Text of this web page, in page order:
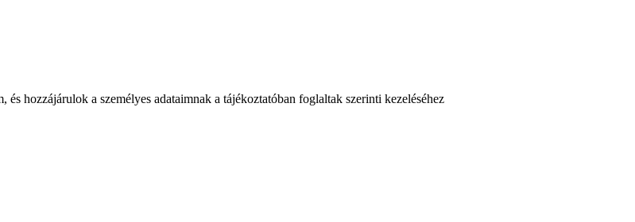
és hozzájárulok a személyes adataimnak a tájékoztatóban foglaltak szerinti kezeléséhez